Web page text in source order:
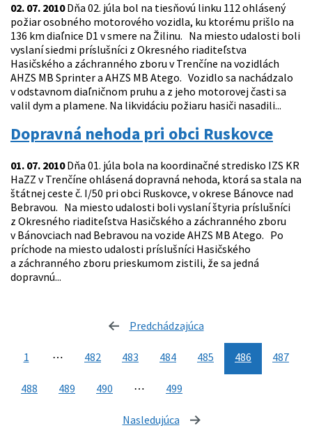
02. 07. 2010Dňa 02. júla bol na tiesňovú linku 112 ohlásený
požiar osobného motorového vozidla, ku ktorému prišlo na
136 km diaľnice D1 v smere na Žilinu. Na miesto udalosti boli
vyslaní siedmi príslušníci z Okresného riaditeľstva
Hasičského a záchranného zboru v Trenčíne na vozidlách
AHZS MB Sprinter a AHZS MB Atego. Vozidlo sa nachádzalo
v odstavnom diaľničnom pruhu a z jeho motorovej časti sa
valil dym a plamene. Na likvidáciu požiaru hasiči nasadili...
Dopravná nehoda pri obci Ruskovce
01. 07. 2010Dňa 01. júla bola na koordinačné stredisko IZS KR
HaZZ v Trenčíne ohlásená dopravná nehoda, ktorá sa stala na
štátnej ceste č. I/50 pri obci Ruskovce, v okrese Bánovce nad
Bebravou. Na miesto udalosti boli vyslaní štyria príslušníci
z Okresného riaditeľstva Hasičského a záchranného zboru
v Bánovciach nad Bebravou na vozide AHZS MB Atego. Po
príchode na miesto udalosti príslušníci Hasičského
a záchranného zboru prieskumom zistili, že sa jedná
dopravnú...
Predchádzajúca
1 ⋯ 482 483 484 485 486 487
488 489 490 ⋯ 499
Nasledujúca stránka